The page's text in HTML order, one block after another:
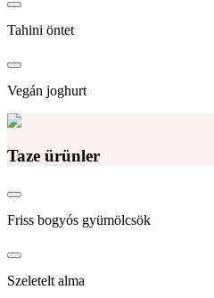
Tahini öntet
Vegán joghurt
Taze ürünler
Friss bogyós gyümölcsök
Szeletelt alma